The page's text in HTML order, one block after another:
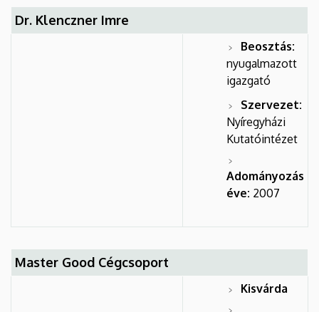
Dr. Klenczner Imre
Beosztás:
nyugalmazott
igazgató
Szervezet:
Nyíregyházi
Kutatóintézet
Adományozás
éve: 2007
Master Good Cégcsoport
Kisvárda